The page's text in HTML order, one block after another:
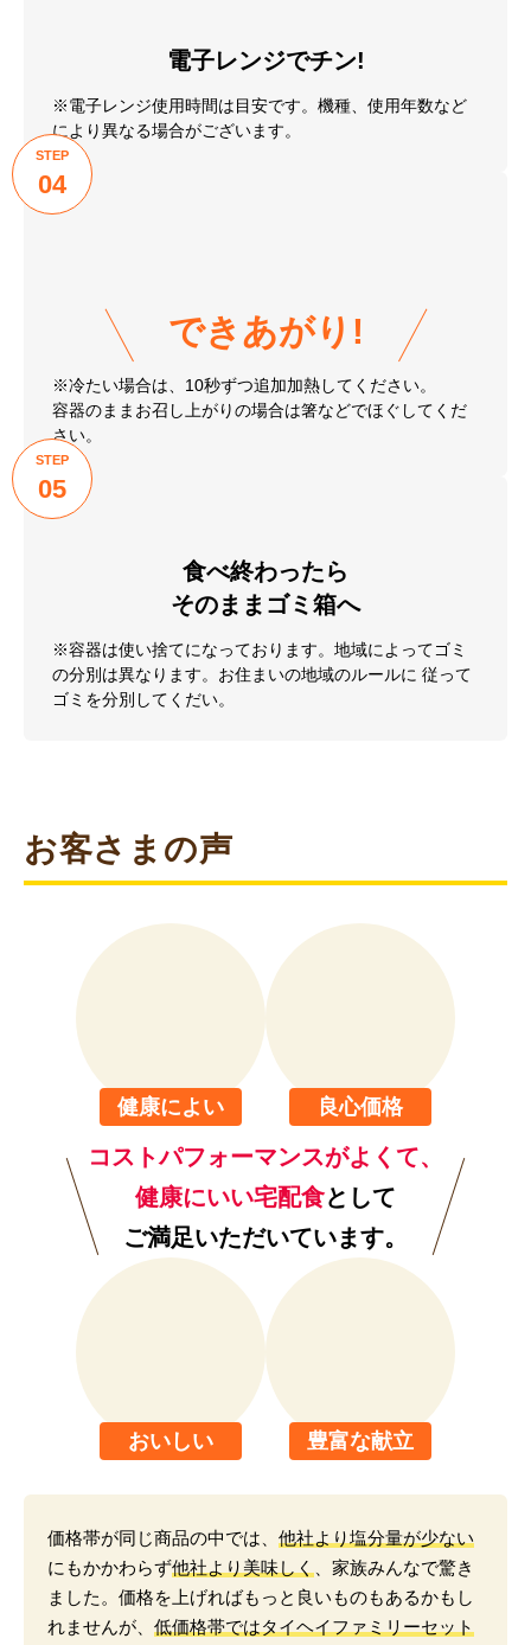
電子レンジでチン!
※電子レンジ使用時間は目安です。機種、使用年数など
により異なる場合がございます。
STEP
04
できあがり!
※冷たい場合は、10秒ずつ追加加熱してください。
容器のままお召し上がりの場合は箸などでほぐしてくだ
さい。
STEP
05
食べ終わったら
そのままゴミ箱へ
※容器は使い捨てになっております。地域によってゴミ
の分別は異なります。お住まいの地域のルールに 従って
ゴミを分別してくだい。
お客さまの声
健康によい 良心価格
コストパフォーマンスがよくて、
健康にいい宅配食として
ご満足いただいています。
おいしい 豊富な献立
価格帯が同じ商品の中では、 他社より塩分量が少ない
にもかかわらず他社より美味しく
、家族みんなで驚き
ました。価格を上げればもっと良いものもあるかもし
れませんが、 低価格帯ではタイヘイファミリーセット